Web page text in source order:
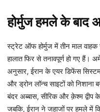
होर्मुज हमले के बाद
स्ट्रेट ऑफ होर्मुज में तीन माल वाहक
हालात फिर से तनावपूर्ण हो गए हैं।
अनुसार, ईरान के एयर डिफेंस
और ड्रोन लॉन्च साइटों को निशाना
बंदर अब्बास, सीरिक और क़ेश्म द्वीप
जबकि, ईरान ने जहाजों पर हमले में